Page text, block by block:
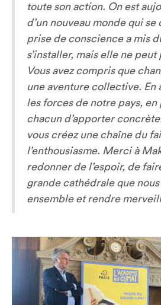
toute son action. On est
d’un nouveau monde qui
prise de conscience a mis
s’installer, mais elle ne
Vous avez compris que
une aventure collective. En
les forces de notre pays, en
chacun d’apporter
vous créez une chaîne du
l’enthousiasme. Merci à
redonner de l’espoir, de
grande cathédrale que
ensemble et rendre